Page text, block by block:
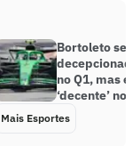
Bortoleto se
no Q1, mas
‘decente’ no
Mais Esportes